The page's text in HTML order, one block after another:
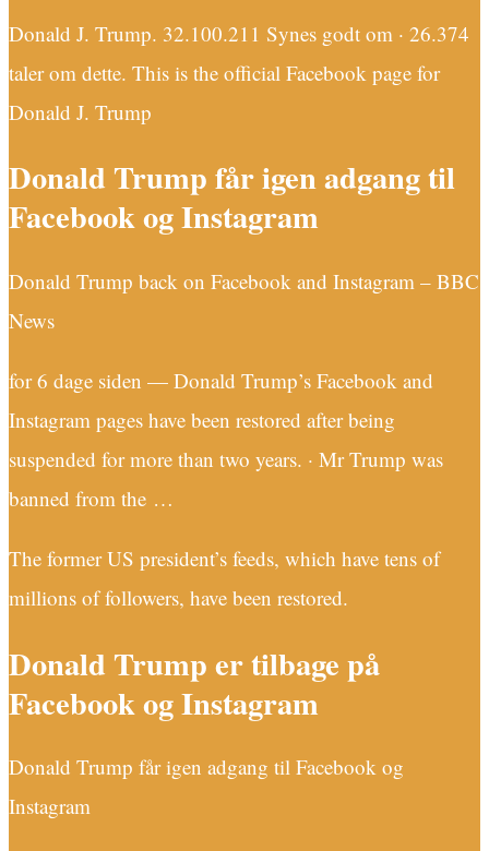
Donald J. Trump. 32.100.211 Synes godt om · 26.374
taler om dette. This is the official Facebook page for
Donald J. Trump
Donald Trump får igen adgang til
Facebook og Instagram
Donald Trump back on Facebook and Instagram – BBC
News
for 6 dage siden — Donald Trump’s Facebook and
Instagram pages have been restored after being
suspended for more than two years. · Mr Trump was
banned from the …
The former US president’s feeds, which have tens of
millions of followers, have been restored.
Donald Trump er tilbage på
Facebook og Instagram
Donald Trump får igen adgang til Facebook og
Instagram